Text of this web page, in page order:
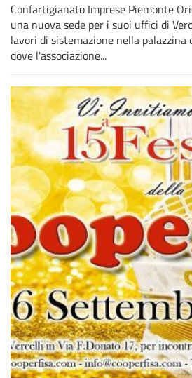
Confartigianato Imprese Piemonte
una nuova sede per i suoi uffici di
lavori di sistemazione nella palazzina
dove l'associazione...